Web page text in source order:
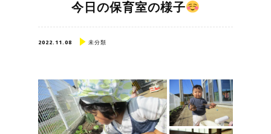
今日の保育室の様子
2022.11.08 未分類